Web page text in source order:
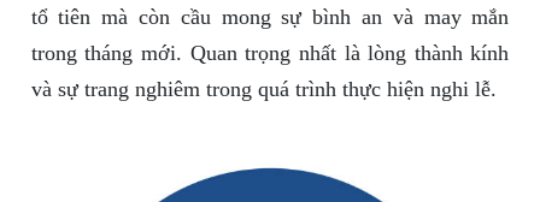
tổ tiên mà còn cầu mong sự bình an và may mắn
trong tháng mới. Quan trọng nhất là lòng thành kính
và sự trang nghiêm trong quá trình thực hiện nghi lễ.